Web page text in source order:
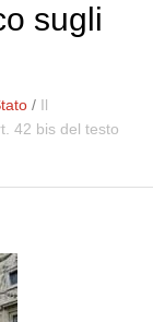
sugli
/ Il
42 bis del testo